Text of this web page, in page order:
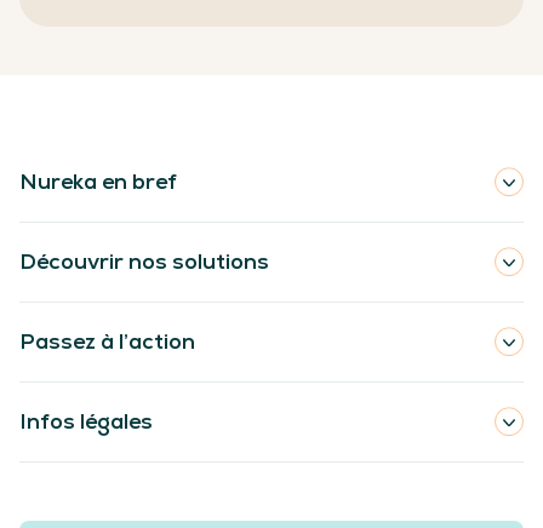
Nureka en bref
Découvrir nos solutions
Passez à l’action
Infos légales